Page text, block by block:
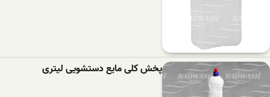
پخش کلی مایع دستشویی لیتری